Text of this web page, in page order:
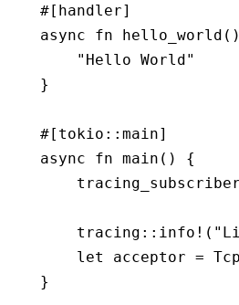
#[handler]
async fn hello_world
    "Hello World"
}
#[tokio :: main]
async fn main () {
    tracing_subscriber
    tracing
:: info! (
    let
acceptor =
}